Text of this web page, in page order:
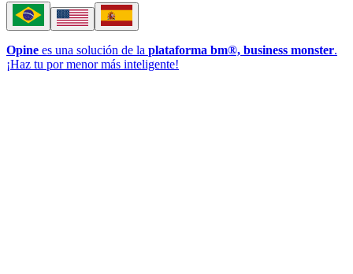
Opine es una solución de la plataforma bm®, business monster.
¡Haz tu por menor más inteligente!